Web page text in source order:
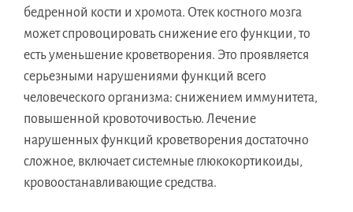
бедренной кости и хромота. Отек костного мозга
может спровоцировать снижение его функции, то
есть уменьшение кроветворения. Это проявляется
серьезными нарушениями функций всего
человеческого организма: снижением иммунитета,
повышенной кровоточивостью. Лечение
нарушенных функций кроветворения достаточно
сложное, включает системные глюкокортикоиды,
кровоостанавливающие средства.